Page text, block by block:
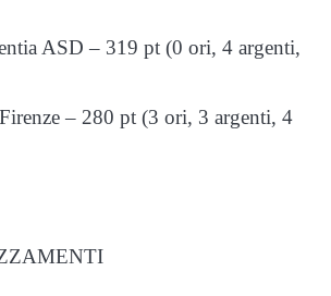
ASD – 319 pt (0 ori, 4 argenti,
– 280 pt (3 ori, 3 argenti, 4